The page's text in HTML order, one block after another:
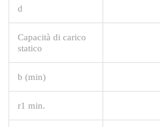
d
Capacità di carico
statico
b (min)
r1 min.